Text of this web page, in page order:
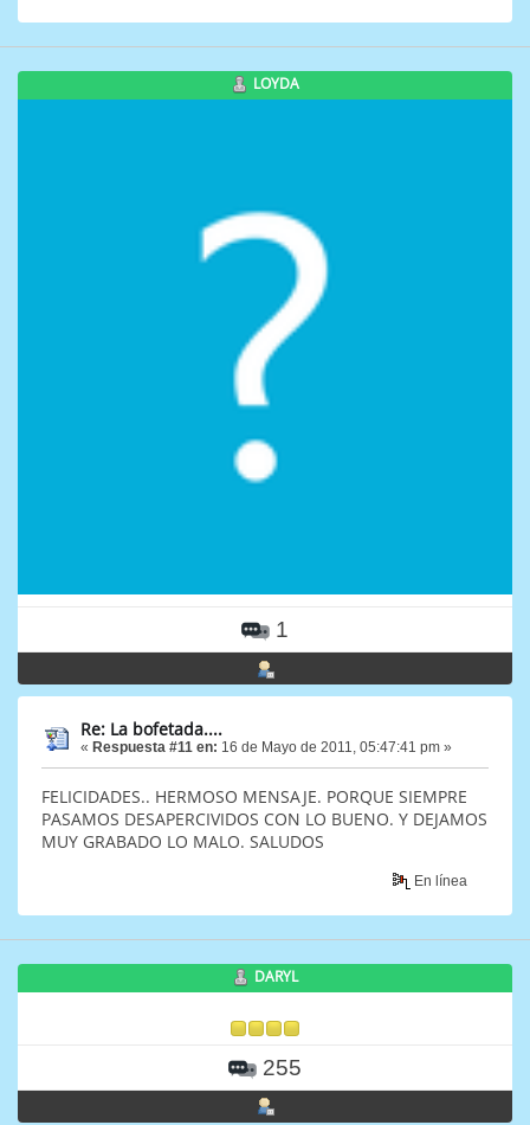
LOYDA
1
Re: La bofetada....
« Respuesta #11 en: 16 de Mayo de 2011, 05:47:41 pm »
FELICIDADES.. HERMOSO MENSAJE. PORQUE SIEMPRE
PASAMOS DESAPERCIVIDOS CON LO BUENO. Y DEJAMOS
MUY GRABADO LO MALO. SALUDOS
En línea
DARYL
255